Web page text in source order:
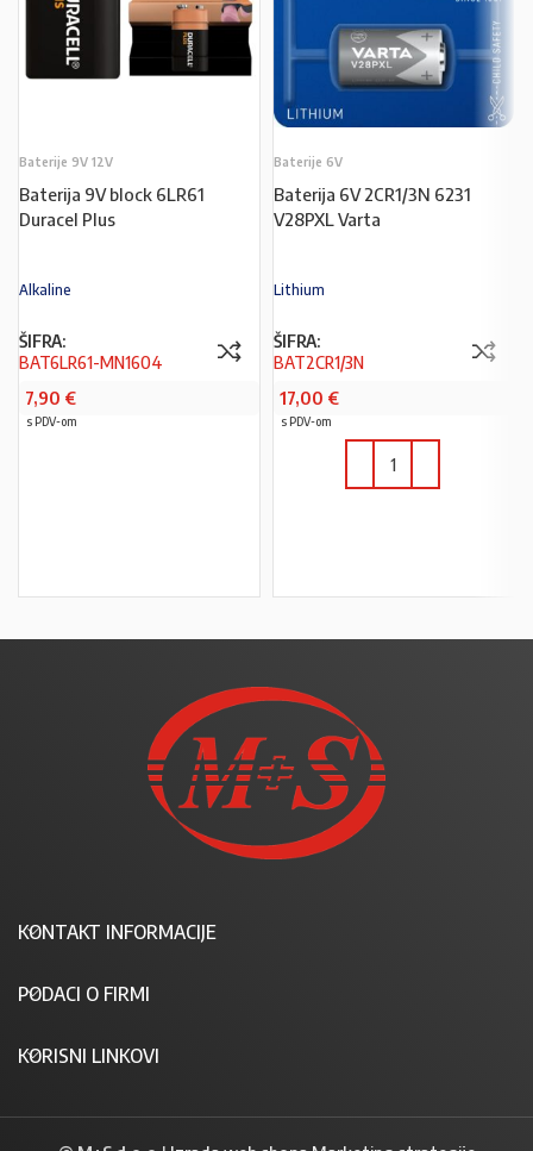
Baterije 9V 12V
Baterija 9V block 6LR61
Duracel Plus
Alkaline
ŠIFRA:
BAT6LR61-MN1604
7,90 €
s PDV-om
Baterije 6V
Baterija 6V 2CR1/3N 6231
V28PXL Varta
Lithium
ŠIFRA:
BAT2CR1/3N
17,00 €
s PDV-om
KONTAKT INFORMACIJE
PODACI O FIRMI
KORISNI LINKOVI